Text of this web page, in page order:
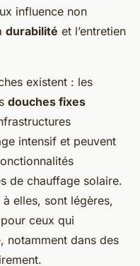
influence non
durabilité et l’entretien
existent : les
douches fixes
intensif et peuvent
de chauffage solaire.
à elles, sont légères,
ceux qui
notamment dans des